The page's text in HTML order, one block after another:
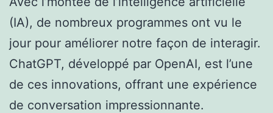
(IA), de nombreux programmes ont vu le
jour pour améliorer notre façon de interagir.
ChatGPT, développé par OpenAI, est l’une
de ces innovations, offrant une expérience
de conversation impressionnante.